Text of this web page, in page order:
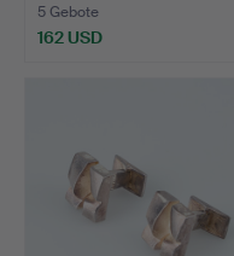
5 Gebote
162 USD